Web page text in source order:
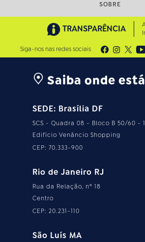
SOBRE
TRANSPARÊNCIA
Siga-nos nas redes sociais
Saiba onde está
SEDE: Brasília DF
SCS - Quadra 08 - Bloco B 50/60 -
Edifício Venâncio Shopping
CEP: 70.333-900
Rio de Janeiro RJ
Rua da Relação, nº 18
Centro
CEP: 20.231-110
São Luís MA